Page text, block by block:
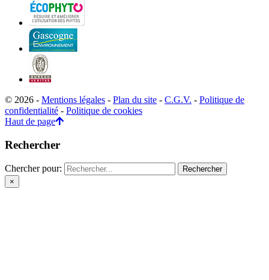
© 2026 - Mentions légales - Plan du site - C.G.V. - Politique de
confidentialité - Politique de cookies
Haut de page
Rechercher
Chercher pour:
×